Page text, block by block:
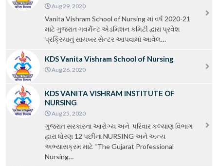
Aug 29, 2020
Vanita Vishram School of Nursing માં વર્ષ 2020-21
માટે ગુજરાત ગવર્મેન્ટ એડમિશન કમિટી દ્વારા પ્રવેશ
પ્રક્રિયાનું સાયબર સેન્ટર આપવામાં આવેલ…
KDS Vanita Vishram School of Nursing
Aug 26, 2020
KDS VANITA VISHRAM INSTITUTE OF
NURSING
Aug 25, 2020
ગુજરાત સરકારના આરોગ્ય અને પરિવાર કલ્યાણ વિભાગ
દ્વારા ધોરણ 12 પછીના NURSING અને અન્ય
અભ્યાસક્રમ માટે “The Gujarat Professional
Nursing…